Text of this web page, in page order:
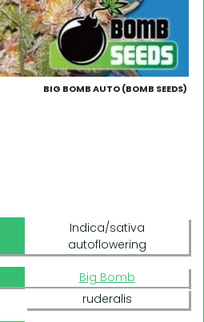
BIG BOMB AUTO (BOMB SEEDS)
Indica/sativa
autoflowering
Big Bomb
ruderalis